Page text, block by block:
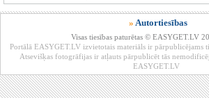
» Autortiesības
Visas tiesības paturētas © EASYGET.LV
Portālā EASYGET.LV izvietotais materiāls ir pārpublicējams
Atsevišķas fotogrāfijas ir atļauts pārpublicēt tās
EASYGET.LV